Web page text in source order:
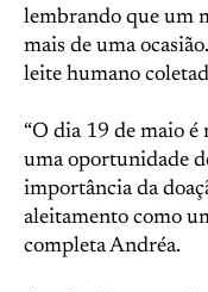
lembrando que um
mais de uma
leite humano
“O dia 19 de maio é
uma oportunidade
importância da
aleitamento como
completa Andréa.